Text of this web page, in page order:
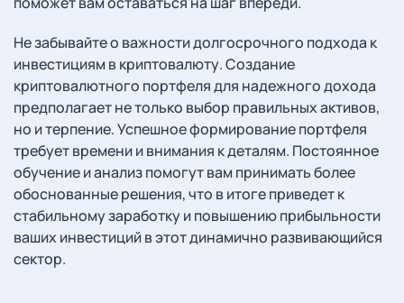
Не забывайте о важности долгосрочного подхода к
инвестициям в криптовалюту. Создание
криптовалютного портфеля для надежного дохода
предполагает не только выбор правильных активов,
но и терпение. Успешное формирование портфеля
требует времени и внимания к деталям. Постоянное
обучение и анализ помогут вам принимать более
обоснованные решения, что в итоге приведет к
стабильному заработку и повышению прибыльности
ваших инвестиций в этот динамично развивающийся
сектор.